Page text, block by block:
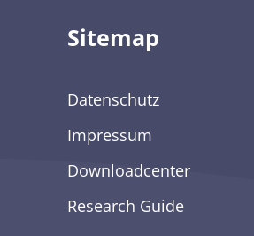
Sitemap
Datenschutz
Impressum
Downloadcenter
Research Guide